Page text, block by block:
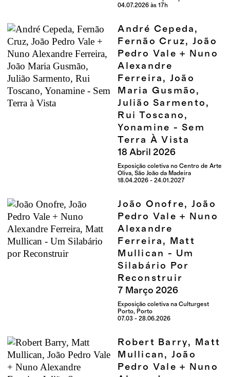
04.07.2026 às 17h
André Cepeda,
Fernão Cruz, João
Pedro Vale + Nuno
Alexandre
Ferreira, João
Maria Gusmão,
Julião Sarmento,
Rui Toscano,
Yonamine - Sem
Terra À Vista
18 Abril 2026
Exposição coletiva no Centro de Arte
Oliva, São João da Madeira
18.04.2026 - 24.01.2027
João Onofre, João
Pedro Vale + Nuno
Alexandre
Ferreira, Matt
Mullican - Um
Silabário Por
Reconstruir
7 Março 2026
Exposição coletiva na Culturgest
Porto, Porto
07.03 - 28.06.2026
Robert Barry, Matt
Mullican, João
Pedro Vale + Nuno